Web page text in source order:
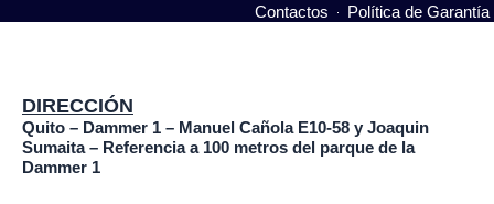
Contactos
Política de Garantía
DIRECCIÓN
Quito – Dammer 1 – Manuel Cañola E10-58 y Joaquin
Sumaita – Referencia a 100 metros del parque de la
Dammer 1